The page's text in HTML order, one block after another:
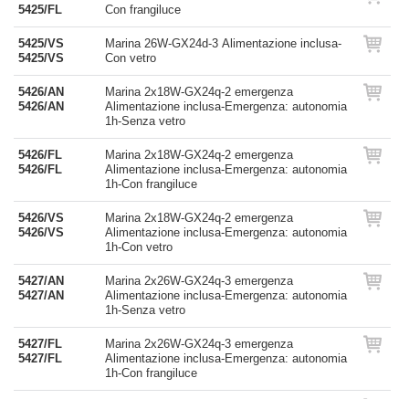
5425/FL
Con frangiluce
5425/VS
5425/VS
Marina 26W-GX24d-3 Alimentazione inclusa-
Con vetro
5426/AN
5426/AN
Marina 2x18W-GX24q-2 emergenza
Alimentazione inclusa-Emergenza: autonomia
1h-Senza vetro
5426/FL
5426/FL
Marina 2x18W-GX24q-2 emergenza
Alimentazione inclusa-Emergenza: autonomia
1h-Con frangiluce
5426/VS
5426/VS
Marina 2x18W-GX24q-2 emergenza
Alimentazione inclusa-Emergenza: autonomia
1h-Con vetro
5427/AN
5427/AN
Marina 2x26W-GX24q-3 emergenza
Alimentazione inclusa-Emergenza: autonomia
1h-Senza vetro
5427/FL
5427/FL
Marina 2x26W-GX24q-3 emergenza
Alimentazione inclusa-Emergenza: autonomia
1h-Con frangiluce